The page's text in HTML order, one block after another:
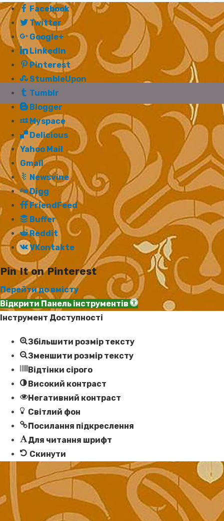
Facebook
Twitter
Google+
LinkedIn
Pinterest
StumbleUpon
Tumblr
Blogger
Myspace
Delicious
Yahoo Mail
Gmail
Newsvine
Digg
FriendFeed
Buffer
Reddit
VKontakte
Pin It on Pinterest
Перейти до вмісту
Відкрити Панель інструментів
Інструмент Доступності
Збільшити розмір тексту
Зменшити розмір тексту
Відтінки сірого
Високий контраст
Негативний контраст
Світлий фон
Посилання підкреслення
Для читання шрифт
Скинути